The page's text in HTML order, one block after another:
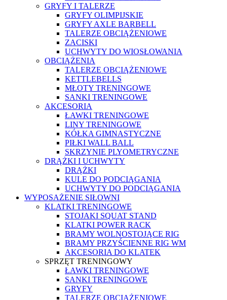
GRYFY I TALERZE
GRYFY OLIMPIJSKIE
GRYFY AXLE BARBELL
TALERZE OBCIĄŻENIOWE
ZACISKI
UCHWYTY DO WIOSŁOWANIA
OBCIĄŻENIA
TALERZE OBCIĄŻENIOWE
KETTLEBELLS
MŁOTY TRENINGOWE
SANKI TRENINGOWE
AKCESORIA
ŁAWKI TRENINGOWE
LINY TRENINGOWE
KÓŁKA GIMNASTYCZNE
PIŁKI WALL BALL
SKRZYNIE PLYOMETRYCZNE
DRĄŻKI I UCHWYTY
DRĄŻKI
KULE DO PODCIĄGANIA
UCHWYTY DO PODCIĄGANIA
WYPOSAŻENIE SIŁOWNI
KLATKI TRENINGOWE
STOJAKI SQUAT STAND
KLATKI POWER RACK
BRAMY WOLNOSTOJĄCE RIG
BRAMY PRZYŚCIENNE RIG WM
AKCESORIA DO KLATEK
SPRZĘT TRENINGOWY
ŁAWKI TRENINGOWE
SANKI TRENINGOWE
GRYFY
TALERZE OBCIĄŻENIOWE